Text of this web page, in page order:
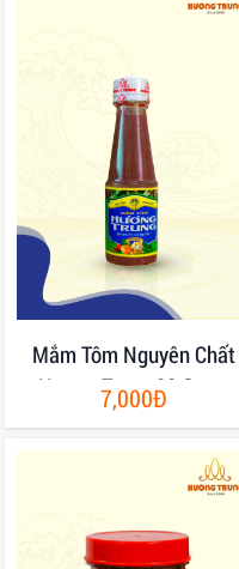
Mắm Tôm Nguyên Chất
Hương Trung 80 Gram
7,000Đ